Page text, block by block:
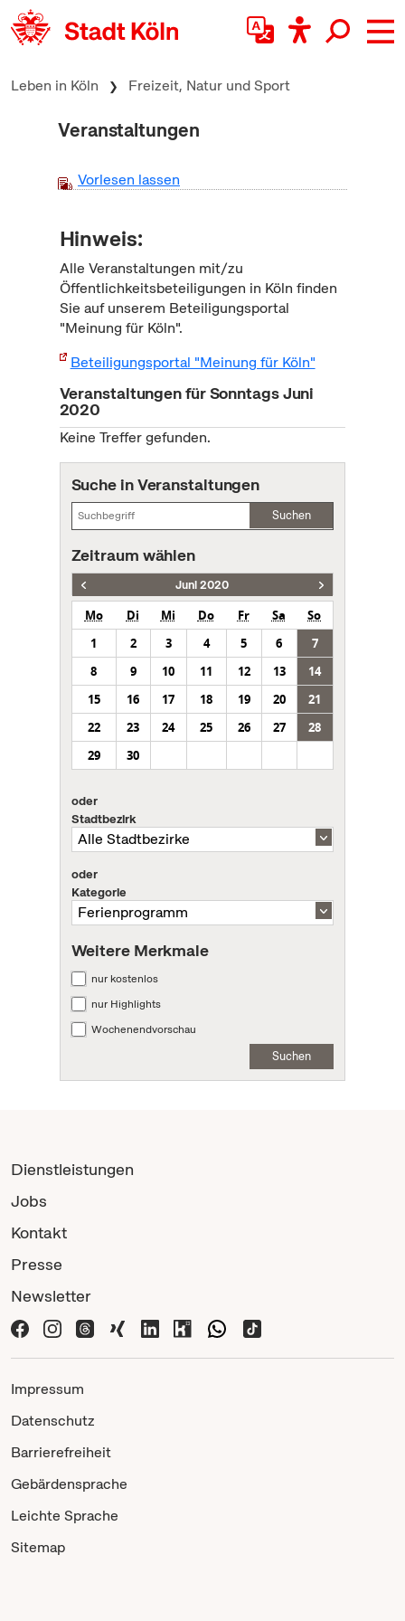
zum Inhalt springen
Leben in Köln Freizeit, Natur und Sport
Veranstaltungen
Vorlesen lassen
Hinweis:
Alle Veranstaltungen mit/zu
Öffentlichkeitsbeteiligungen in Köln finden
Sie auf unserem Beteiligungsportal
"Meinung für Köln".
Beteiligungsportal "Meinung für Köln"
Veranstaltungen für Sonntags Juni
2020
Keine Treffer gefunden.
Suche in Veranstaltungen
Suchen
Zeitraum wählen
Juni 2020
Mo Di Mi Do Fr Sa
So
1
2 3 4 5 6
7
8
9 10 11 12 13
14
15
16 17 18 19 20
21
22
23 24 25 26 27
28
29
30
oder
Stadtbezirk
oder
Kategorie
Weitere Merkmale
nur kostenlos
nur Highlights
Wochenendvorschau
Suchen
Dienstleistungen
Jobs
Kontakt
Presse
Newsletter
Impressum
Datenschutz
Barrierefreiheit
Gebärdensprache
Leichte Sprache
Sitemap